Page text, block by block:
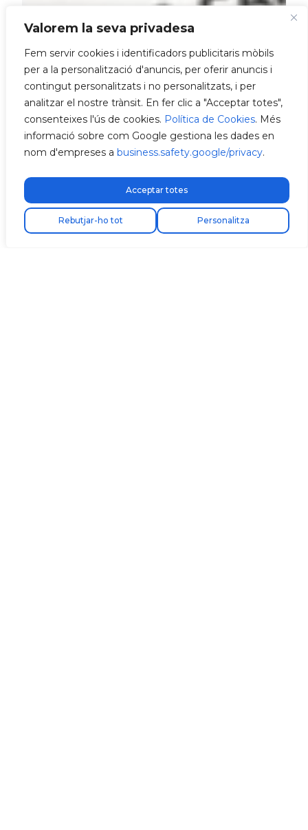
Valorem la seva privadesa
Fem servir cookies i identificadors publicitaris mòbils
per a la personalització d'anuncis, per oferir anuncis i
contingut personalitzats i no personalitzats, i per
analitzar el nostre trànsit. En fer clic a "Acceptar totes",
consenteixes l'ús de cookies. Política de Cookies. Més
informació sobre com Google gestiona les dades en
nom d'empreses a business.safety.google/privacy.
Personalitza
Rebutjar-ho tot
Acceptar totes